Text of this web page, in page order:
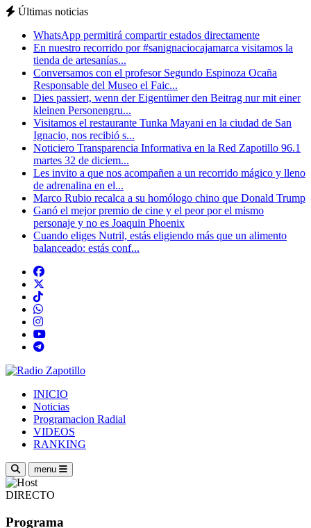
Últimas noticias
WhatsApp permitirá compartir estados directamente
En nuestro recorrido por #sanignaciocajamarca visitamos la
tienda de artesanías...
Conversamos con el profesor Segundo Espinoza Ocaña
Responsable del Museo el Faic...
Dies passiert, wenn der Eigentümer den Beitrag nur mit einer
kleinen Personengru...
Visitamos el restaurante Tunka Mayani en la ciudad de San
Ignacio, nos recibió s...
Noticiero Transparencia Informativa en la Red Zapotillo 96.1
martes 32 de diciem...
Les invito a que nos acompañen a un recorrido mágico y lleno
de adrenalina en el...
Marco Rubio recalca a su homólogo chino que Donald Trump
Ganó el mejor premio de cine y el peor por el mismo
personaje y no es Joaquin Phoenix
Cuando eliges Nutril, estás eligiendo más que un alimento
balanceado: estás conf...
INICIO
Noticias
Programacion Radial
VIDEOS
RANKING
menu
DIRECTO
Programa